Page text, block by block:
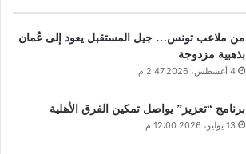
من ملاعب تونس… جيل المستقبل يعود إلى عُمان
بذهبية مزدوجة
4 أغسطس، 2026 2:47 م
برنامج “تعزيز” يواصل تمكين الفرق الأهلية
13 يوليو، 2026 12:00 م